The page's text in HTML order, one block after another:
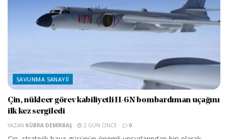
SAVUNMA SANAYII
Çin, nükleer görev kabiliyetli H-6N bombardıman uçağını
ilk kez sergiledi
YAZAN KÜBRA DEMIRBAŞ 2 GÜN ÖNCE 0